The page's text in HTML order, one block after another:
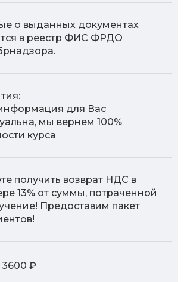
о выданных документах
в реестр ФИС ФРДО
для Вас
мы вернем 100%
курса
получить возврат НДС в
13% от суммы, потраченной
Предоставим пакет
3600 ₽